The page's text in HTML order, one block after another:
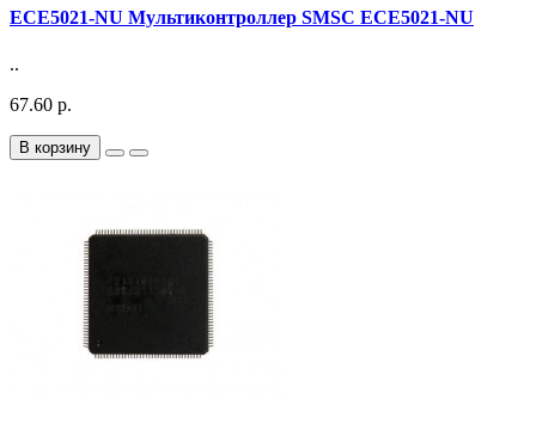
ECE5021-NU Мультиконтроллер SMSC ECE5021-NU
..
67.60 р.
В корзину